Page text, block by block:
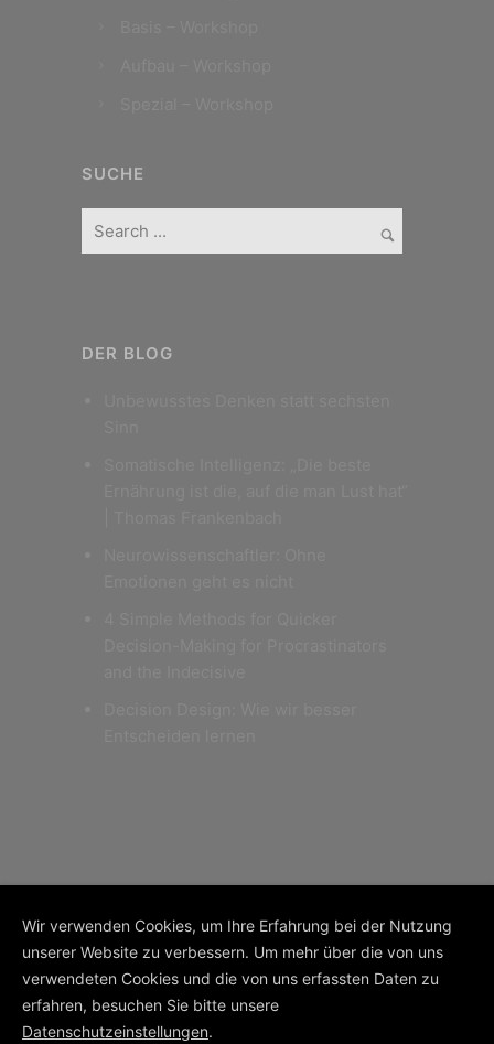
SUCHE
DER BLOG
© COPYRIGHT 2026 | MENTAL BUSINESS
AGB
Wir verwenden Cookies, um Ihre Erfahrung bei der Nutzung
unserer Website zu verbessern. Um mehr über die von uns
verwendeten Cookies und die von uns erfassten Daten zu
erfahren, besuchen Sie bitte unsere
Datenschutzeinstellungen.